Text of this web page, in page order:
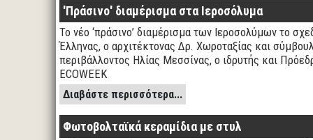
'Πράσινο' διαμέρισμα στα Ιεροσόλυμα
Το νέο ‘πράσινο’ διαμέρισμα των Ιεροσολύμων το
Έλληνας, ο αρχιτέκτονας Δρ. Χωροταξίας και
περιβάλλοντος Ηλίας Μεσσίνας, ο ιδρυτής και
ECOWEEK
Διαβάστε περισσότερα...
Φωτοβολταϊκά κεραμίδια με στυλ